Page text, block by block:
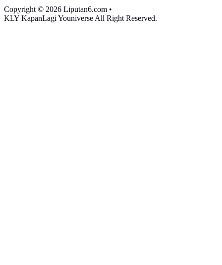
Copyright © 2026 Liputan6.com •
KLY KapanLagi Youniverse All Right Reserved.